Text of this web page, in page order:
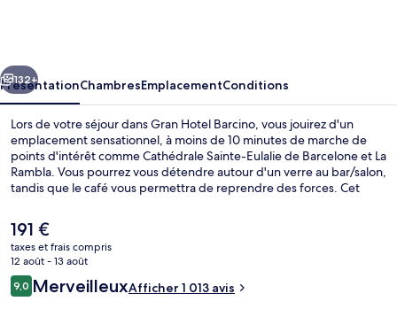
Suivant
132+
PrésentationChambresEmplacementConditions
Lors de votre séjour dans Gran Hotel Barcino, vous jouirez d'un
emplacement sensationnel, à moins de 10 minutes de marche de
points d'intérêt comme Cathédrale Sainte-Eulalie de Barcelone et La
Rambla. Vous pourrez vous détendre autour d'un verre au bar/salon,
tandis que le café vous permettra de reprendre des forces. Cet
Place de Catalogne et de Port de Barcelone. Les autres voyageurs
adorent le personnel attentionné et l'emplacement. Les transports
publics sont rapidement accessibles à pied : Station de métro
Jaume I se situe à quelques pas et Station de métro Liceu, à 6 min
de marche à peine.
Le
prix
actuel
est
de
191 €
taxes et frais compris
12 août - 13 août
Avis
voyageurs
9,09,0 sur 10
MerveilleuxAfficher 1 013 avis